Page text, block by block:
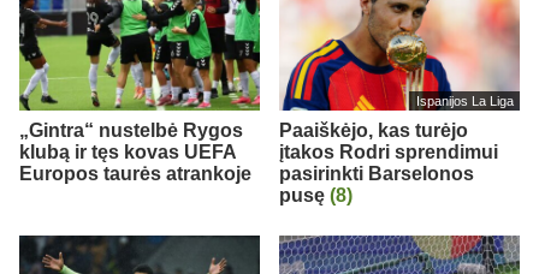
„Gintra“ nustelbė Rygos
klubą ir tęs kovas UEFA
Europos taurės atrankoje
Ispanijos La Liga
Paaiškėjo, kas turėjo
įtakos Rodri sprendimui
pasirinkti Barselonos
pusę (8)